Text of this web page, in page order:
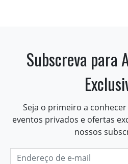
Subscreva para
Seja o primeiro a
eventos privados e ofertas
nossos